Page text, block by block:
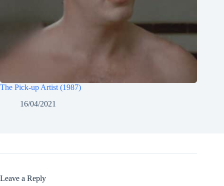
The Pick-up Artist (1987)
16/04/2021
Leave a Reply